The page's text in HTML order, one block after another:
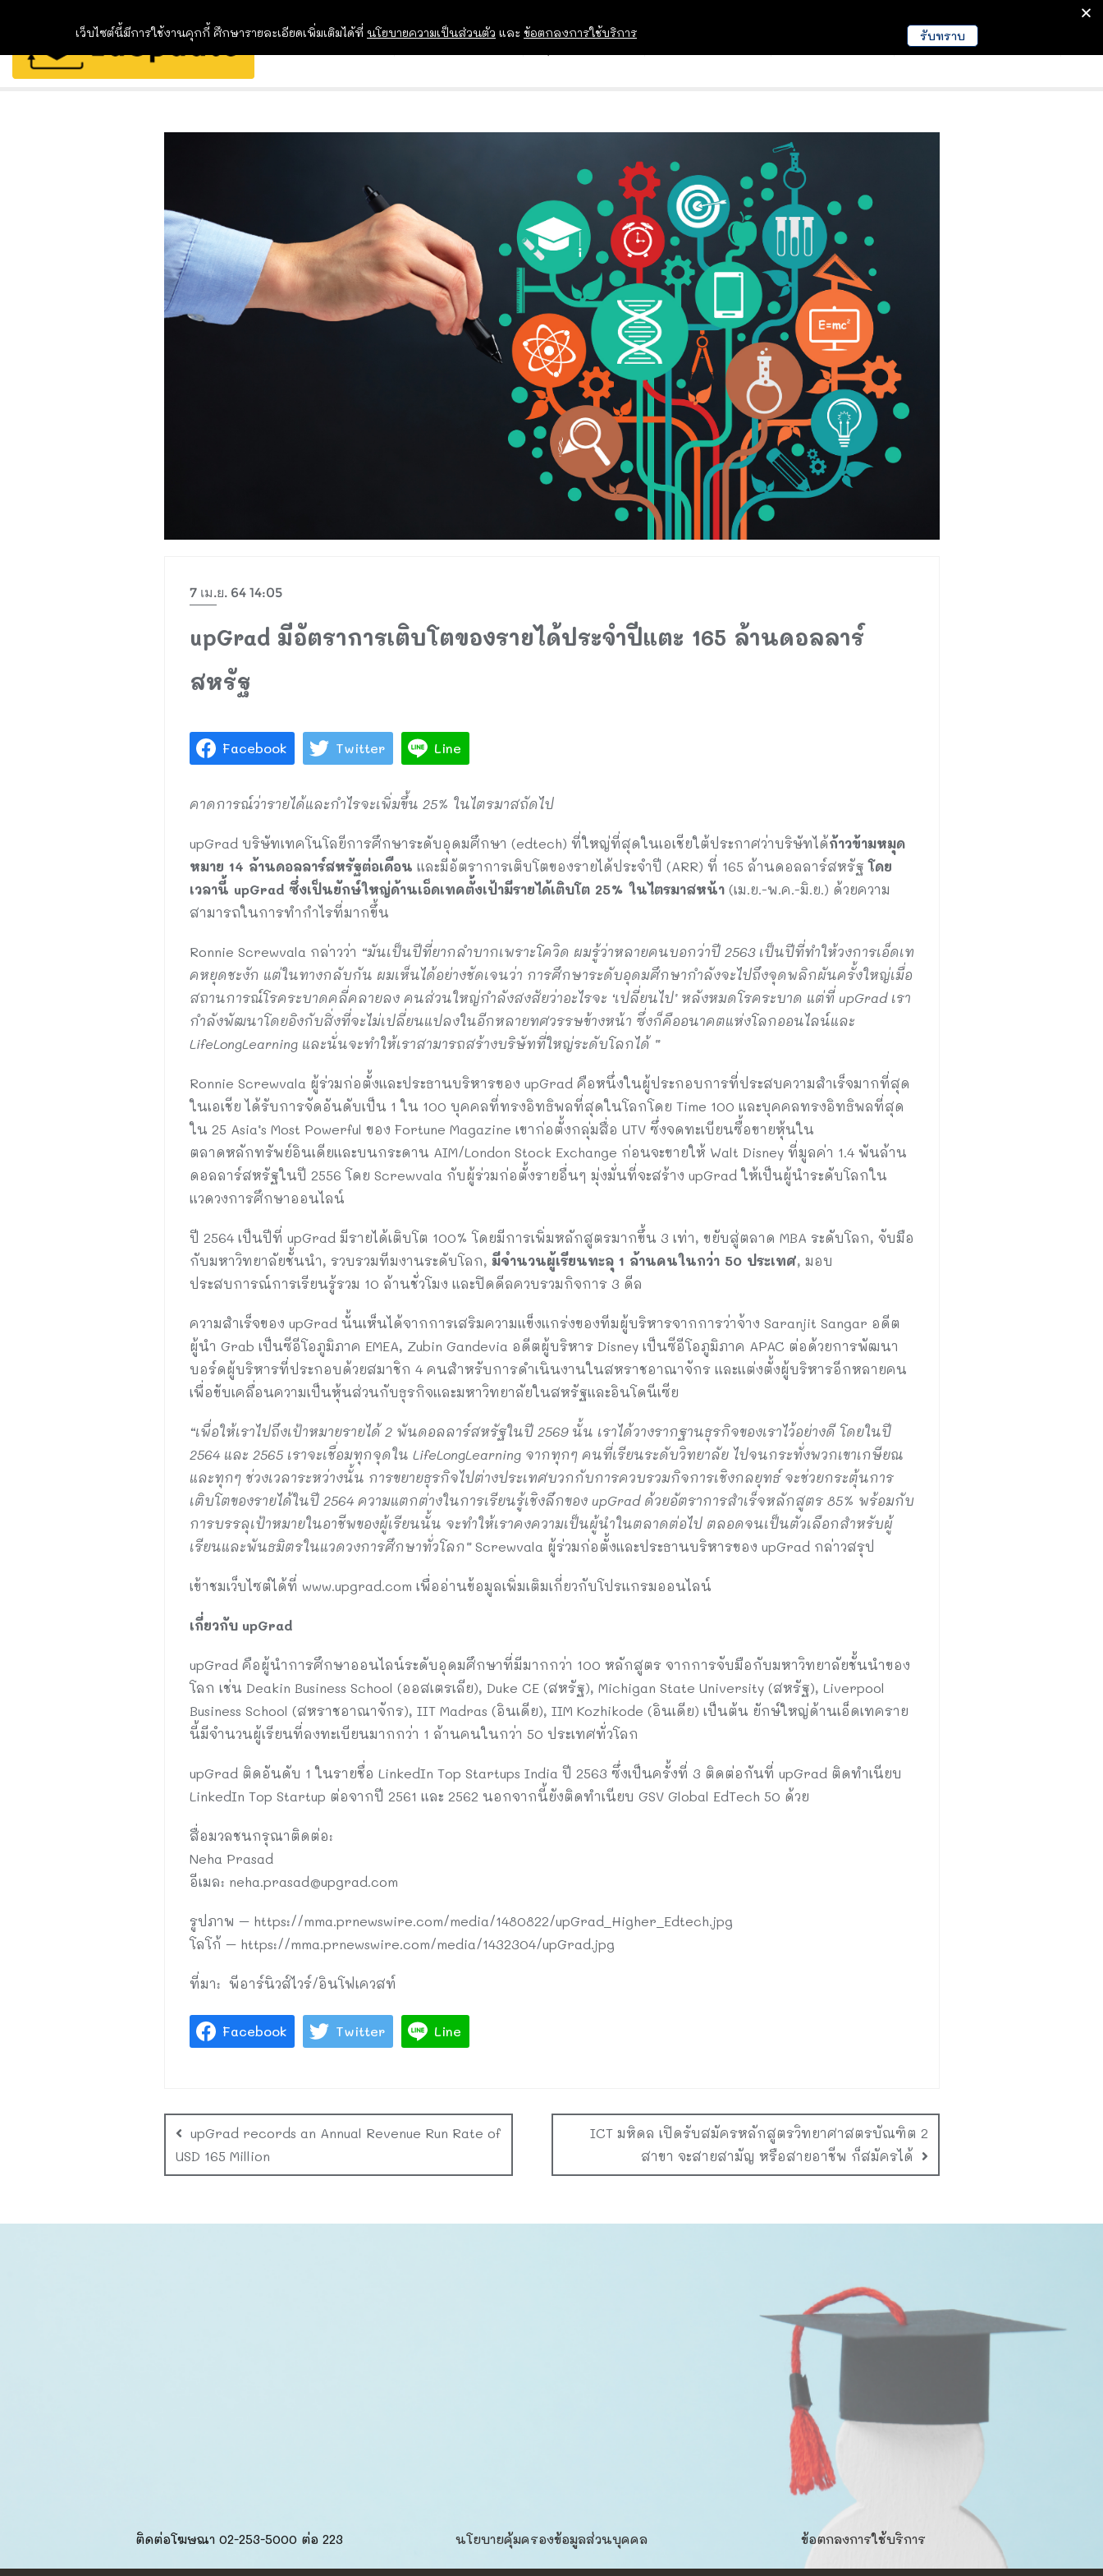
EDUCATION NEWS
7 เม.ย. 64 14:05
upGrad มีอัตราการเติบโตของรายได้ประจำปีแตะ 165 ล้านดอลลาร์
สหรัฐ
Facebook Twitter Line
คาดการณ์ว่ารายได้และกำไรจะเพิ่มขึ้น 25% ในไตรมาสถัดไป
upGrad บริษัทเทคโนโลยีการศึกษาระดับอุดมศึกษา (edtech) ที่ใหญ่ที่สุดในเอเชียใต้ประกาศว่าบริษัทได้ก้าวข้ามหมุด
หมาย 14 ล้านดอลลาร์สหรัฐต่อเดือน และมีอัตราการเติบโตของรายได้ประจำปี (ARR) ที่ 165 ล้านดอลลาร์สหรัฐโดย
เวลานี้ upGrad ซึ่งเป็นยักษ์ใหญ่ด้านเอ็ดเทคตั้งเป้ามีรายได้เติบโต 25% ในไตรมาสหน้า(เม.ย.-พ.ค.-มิ.ย.) ด้วยความ
สามารถในการทำกำไรที่มากขึ้น
Ronnie Screwvala กล่าวว่า “มันเป็นปีที่ยากลำบากเพราะโควิด ผมรู้ว่าหลายคนบอกว่าปี 2563 เป็นปีที่ทำให้วงการเอ็ดเท
คหยุดชะงัก แต่ในทางกลับกัน ผมเห็นได้อย่างชัดเจนว่า การศึกษาระดับอุดมศึกษากำลังจะไปถึงจุดพลิกผันครั้งใหญ่เมื่อ
สถานการณ์โรคระบาดคลี่คลายลง คนส่วนใหญ่กำลังสงสัยว่าอะไรจะ ‘เปลี่ยนไป’ หลังหมดโรคระบาด แต่ที่ upGrad เรา
กำลังพัฒนาโดยอิงกับสิ่งที่จะไม่เปลี่ยนแปลงในอีกหลายทศวรรษข้างหน้า ซึ่งก็คืออนาคตแห่งโลกออนไลน์และ
LifeLongLearning และนั่นจะทำให้เราสามารถสร้างบริษัทที่ใหญ่ระดับโลกได้ ”
Ronnie Screwvala ผู้ร่วมก่อตั้งและประธานบริหารของ upGrad คือหนึ่งในผู้ประกอบการที่ประสบความสำเร็จมากที่สุด
ในเอเชีย ได้รับการจัดอันดับเป็น 1 ใน 100 บุคคลที่ทรงอิทธิพลที่สุดในโลกโดย Time 100 และบุคคลทรงอิทธิพลที่สุด
ใน 25 Asia’s Most Powerful ของ Fortune Magazine เขาก่อตั้งกลุ่มสื่อ UTV ซึ่งจดทะเบียนซื้อขายหุ้นใน
ตลาดหลักทรัพย์อินเดียและบนกระดาน AIM/London Stock Exchange ก่อนจะขายให้ Walt Disney ที่มูลค่า 1.4 พันล้าน
ดอลลาร์สหรัฐในปี 2556 โดย Screwvala กับผู้ร่วมก่อตั้งรายอื่นๆ มุ่งมั่นที่จะสร้าง upGrad ให้เป็นผู้นำระดับโลกใน
แวดวงการศึกษาออนไลน์
ปี 2564 เป็นปีที่ upGrad มีรายได้เติบโต 100% โดยมีการเพิ่มหลักสูตรมากขึ้น 3 เท่า, ขยับสู่ตลาด MBA ระดับโลก, จับมือ
กับมหาวิทยาลัยชั้นนำ, รวบรวมทีมงานระดับโลก, มีจำนวนผู้เรียนทะลุ 1 ล้านคนในกว่า 50 ประเทศ, มอบ
ประสบการณ์การเรียนรู้รวม 10 ล้านชั่วโมง และปิดดีลควบรวมกิจการ 3 ดีล
ความสำเร็จของ upGrad นั้นเห็นได้จากการเสริมความแข็งแกร่งของทีมผู้บริหารจากการว่าจ้าง Saranjit Sangar อดีต
ผู้นำ Grab เป็นซีอีโอภูมิภาค EMEA, Zubin Gandevia อดีตผู้บริหาร Disney เป็นซีอีโอภูมิภาค APAC ต่อด้วยการพัฒนา
บอร์ดผู้บริหารที่ประกอบด้วยสมาชิก 4 คนสำหรับการดำเนินงานในสหราชอาณาจักร และแต่งตั้งผู้บริหารอีกหลายคน
เพื่อขับเคลื่อนความเป็นหุ้นส่วนกับธุรกิจและมหาวิทยาลัยในสหรัฐและอินโดนีเซีย
“เพื่อให้เราไปถึงเป้าหมายรายได้ 2 พันดอลลาร์สหรัฐในปี 2569 นั้น เราได้วางรากฐานธุรกิจของเราไว้อย่างดี โดยในปี
2564 และ 2565 เราจะเชื่อมทุกจุดใน LifeLongLearning จากทุกๆ คนที่เรียนระดับวิทยาลัย ไปจนกระทั่งพวกเขาเกษียณ
และทุกๆ ช่วงเวลาระหว่างนั้น การขยายธุรกิจไปต่างประเทศบวกกับการควบรวมกิจการเชิงกลยุทธ์ จะช่วยกระตุ้นการ
เติบโตของรายได้ในปี 2564 ความแตกต่างในการเรียนรู้เชิงลึกของ upGrad ด้วยอัตราการสำเร็จหลักสูตร 85% พร้อมกับ
การบรรลุเป้าหมายในอาชีพของผู้เรียนนั้น จะทำให้เราคงความเป็นผู้นำในตลาดต่อไป ตลอดจนเป็นตัวเลือกสำหรับผู้
เรียนและพันธมิตรในแวดวงการศึกษาทั่วโลก” Screwvala ผู้ร่วมก่อตั้งและประธานบริหารของ upGrad กล่าวสรุป
เข้าชมเว็บไซต์ได้ที่ www.upgrad.com เพื่ออ่านข้อมูลเพิ่มเติมเกี่ยวกับโปรแกรมออนไลน์
เกี่ยวกับ upGrad
upGrad คือผู้นำการศึกษาออนไลน์ระดับอุดมศึกษาที่มีมากกว่า 100 หลักสูตร จากการจับมือกับมหาวิทยาลัยชั้นนำของ
โลก เช่น Deakin Business School (ออสเตรเลีย), Duke CE (สหรัฐ), Michigan State University (สหรัฐ), Liverpool
Business School (สหราชอาณาจักร), IIT Madras (อินเดีย), IIM Kozhikode (อินเดีย) เป็นต้น ยักษ์ใหญ่ด้านเอ็ดเทคราย
นี้มีจำนวนผู้เรียนที่ลงทะเบียนมากกว่า 1 ล้านคนในกว่า 50 ประเทศทั่วโลก
upGrad ติดอันดับ 1 ในรายชื่อ LinkedIn Top Startups India ปี 2563 ซึ่งเป็นครั้งที่ 3 ติดต่อกันที่ upGrad ติดทำเนียบ
LinkedIn Top Startup ต่อจากปี 2561 และ 2562 นอกจากนี้ยังติดทำเนียบ GSV Global EdTech 50 ด้วย
สื่อมวลชนกรุณาติดต่อ:
Neha Prasad
อีเมล: neha.prasad@upgrad.com
รูปภาพ – https://mma.prnewswire.com/media/1480822/upGrad_Higher_Edtech.jpg
โลโก้ – https://mma.prnewswire.com/media/1432304/upGrad.jpg
ที่มา: พีอาร์นิวส์ไวร์/อินโฟเควสท์
Facebook Twitter Line
upGrad records an Annual Revenue Run Rate of
USD 165 Million
ICT มหิดล เปิดรับสมัครหลักสูตรวิทยาศาสตรบัณฑิต 2
สาขา จะสายสามัญ หรือสายอาชีพ ก็สมัครได้
ติดต่อโฆษณา 02-253-5000​ ต่อ 223 นโยบายคุ้มครองข้อมูลส่วนบุคคล​ ข้อตกลงการใช้บริการ
เว็บไซต์นี้มีการใช้งานคุกกี้ ศึกษารายละเอียดเพิ่มเติมได้ที่ นโยบายความเป็นส่วนตัว และ ข้อตกลงการใช้บริการ รับทราบ